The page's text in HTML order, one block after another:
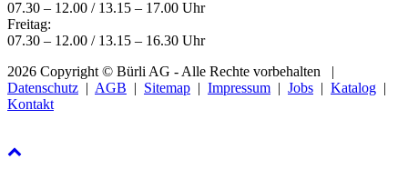
07.30 – 12.00 / 13.15 – 17.00 Uhr
Freitag:
07.30 – 12.00 / 13.15 – 16.30 Uhr
2026 Copyright © Bürli AG - Alle Rechte vorbehalten |
Datenschutz | AGB | Sitemap | Impressum | Jobs | Katalog |
Kontakt